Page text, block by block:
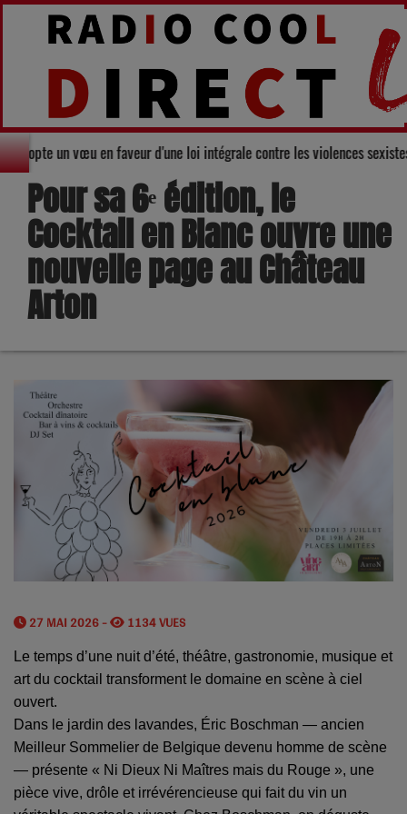
adopte un vœu en faveur d'une loi intégrale contre les violences
Pour sa 6ᵉ édition, le
Cocktail en Blanc ouvre une
nouvelle page au Château
Arton
27 MAI 2026 - 1134 VUES
Le temps d’une nuit d’été, théâtre, gastronomie, musique et
art du cocktail transforment le domaine en scène à ciel
ouvert.
Dans le jardin des lavandes, Éric Boschman — ancien
Meilleur Sommelier de Belgique devenu homme de scène
— présente « Ni Dieux Ni Maîtres mais du Rouge », une
pièce vive, drôle et irrévérencieuse qui fait du vin un